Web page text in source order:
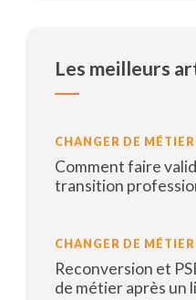
Les meilleurs
CHANGER DE MÉTIER
Comment faire
transition
CHANGER DE MÉTIER
Reconversion et
de métier après un